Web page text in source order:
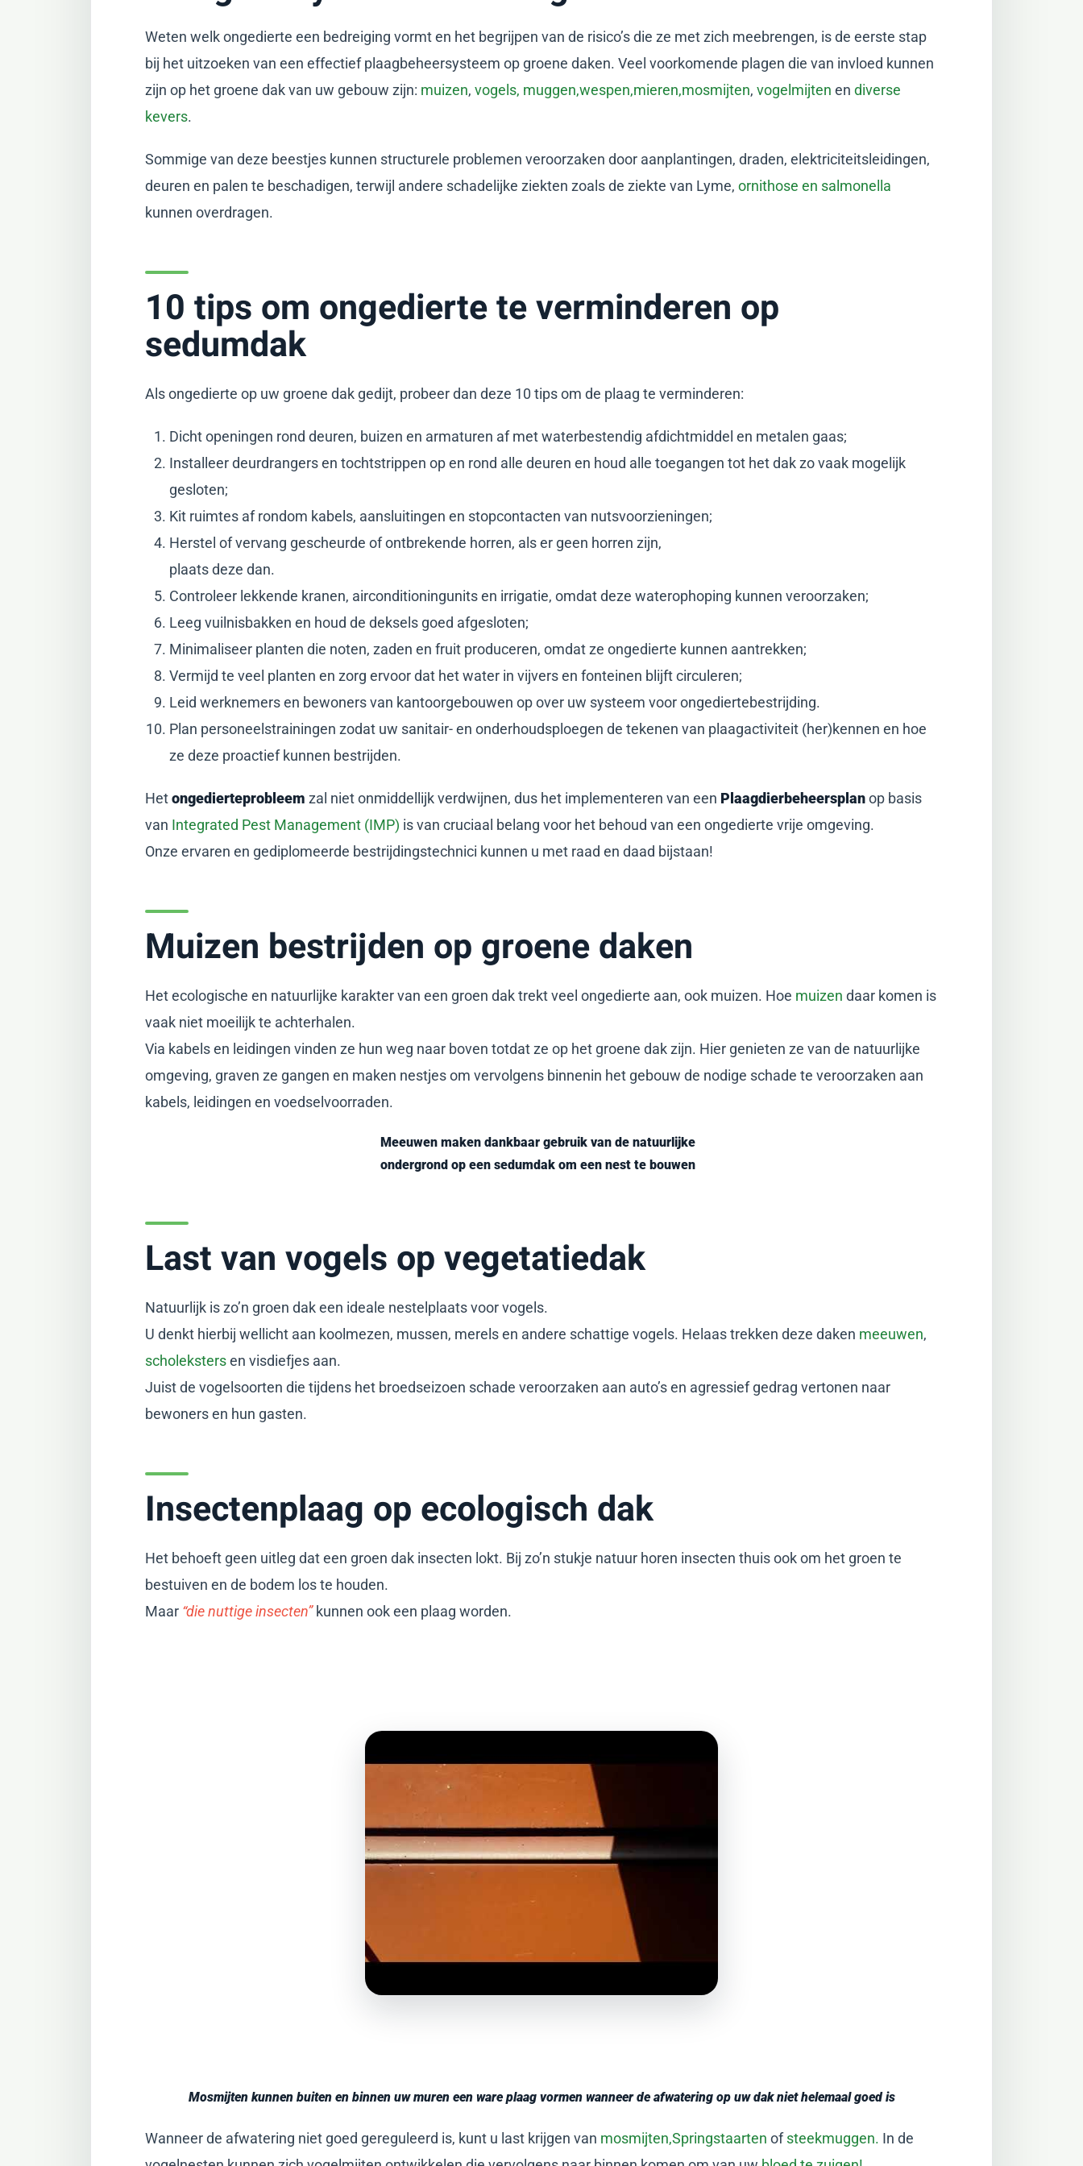
Weten welk ongedierte een bedreiging vormt en het begrijpen van de risico’s die ze met zich meebrengen, is de eerste stap
bij het uitzoeken van een effectief plaagbeheersysteem op groene daken. Veel voorkomende plagen die van invloed kunnen
zijn op het groene dak van uw gebouw zijn: muizen,vogels, muggen,wespen,mieren,mosmijten,vogelmijten endiverse
kevers.
Sommige van deze beestjes kunnen structurele problemen veroorzaken door aanplantingen, draden, elektriciteitsleidingen,
deuren en palen te beschadigen, terwijl andere schadelijke ziekten zoals de ziekte van Lyme,ornithose en salmonella
kunnen overdragen.
10 tips om ongedierte te verminderen op
sedumdak
Als ongedierte op uw groene dak gedijt, probeer dan deze 10 tips om de plaag te verminderen:
Dicht openingen rond deuren, buizen en armaturen af met waterbestendig afdichtmiddel en metalen gaas;
Installeer deurdrangers en tochtstrippen op en rond alle deuren en houd alle toegangen tot het dak zo vaak mogelijk
gesloten;
Kit ruimtes af rondom kabels, aansluitingen en stopcontacten van nutsvoorzieningen;
Herstel of vervang gescheurde of ontbrekende horren, als er geen horren zijn,
plaats deze dan.
Controleer lekkende kranen, airconditioningunits en irrigatie, omdat deze waterophoping kunnen veroorzaken;
Leeg vuilnisbakken en houd de deksels goed afgesloten;
Minimaliseer planten die noten, zaden en fruit produceren, omdat ze ongedierte kunnen aantrekken;
Vermijd te veel planten en zorg ervoor dat het water in vijvers en fonteinen blijft circuleren;
Leid werknemers en bewoners van kantoorgebouwen op over uw systeem voor ongediertebestrijding.
Plan personeelstrainingen zodat uw sanitair- en onderhoudsploegen de tekenen van plaagactiviteit (her)kennen en hoe
ze deze proactief kunnen bestrijden.
Hetongedierteprobleem zal niet onmiddellijk verdwijnen, dus het implementeren van een Plaagdierbeheersplanop basis
van Integrated Pest Management (IMP) is van cruciaal belang voor het behoud van een ongedierte vrije omgeving.
Onze ervaren en gediplomeerde bestrijdingstechnici kunnen u met raad en daad bijstaan!
Muizen bestrijden op groene daken
Het ecologische en natuurlijke karakter van een groen dak trekt veel ongedierte aan, ook muizen. Hoe muizen daar komen is
vaak niet moeilijk te achterhalen.
Via kabels en leidingen vinden ze hun weg naar boven totdat ze op het groene dak zijn. Hier genieten ze van de natuurlijke
omgeving, graven ze gangen en maken nestjes om vervolgens binnenin het gebouw de nodige schade te veroorzaken aan
kabels, leidingen en voedselvoorraden.
Meeuwen maken dankbaar gebruik van de natuurlijke
ondergrond op een sedumdak om een nest te bouwen
Last van vogels op vegetatiedak
Natuurlijk is zo’n groen dak een ideale nestelplaats voor vogels.
U denkt hierbij wellicht aan koolmezen, mussen, merels en andere schattige vogels. Helaas trekken deze daken meeuwen,
scholekstersen visdiefjes aan.
Juist de vogelsoorten die tijdens het broedseizoen schade veroorzaken aan auto’s en agressief gedrag vertonen naar
bewoners en hun gasten.
Insectenplaag op ecologisch dak
Het behoeft geen uitleg dat een groen dak insecten lokt. Bij zo’n stukje natuur horen insecten thuis ook om het groen te
bestuiven en de bodem los te houden.
Maar “die nuttige insecten”kunnen ook een plaag worden.
Mosmijten kunnen buiten en binnen uw muren een ware plaag vormen wanneer de afwatering op uw dak niet helemaal goed is
Wanneer de afwatering niet goed gereguleerd is, kunt u last krijgen van mosmijten,Springstaarten ofsteekmuggen. In de